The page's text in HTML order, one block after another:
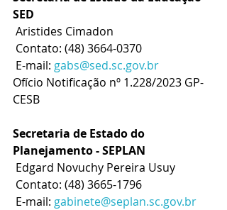
SED
Aristides Cimadon
Contato: (48) 3664-0370
E-mail: gabs@sed.sc.gov.br
Ofício Notificação nº 1.228/2023 GP-
CESB
Secretaria de Estado do
Planejamento - SEPLAN
Edgard Novuchy Pereira Usuy
Contato: (48) 3665-1796
E-mail: gabinete@seplan.sc.gov.br